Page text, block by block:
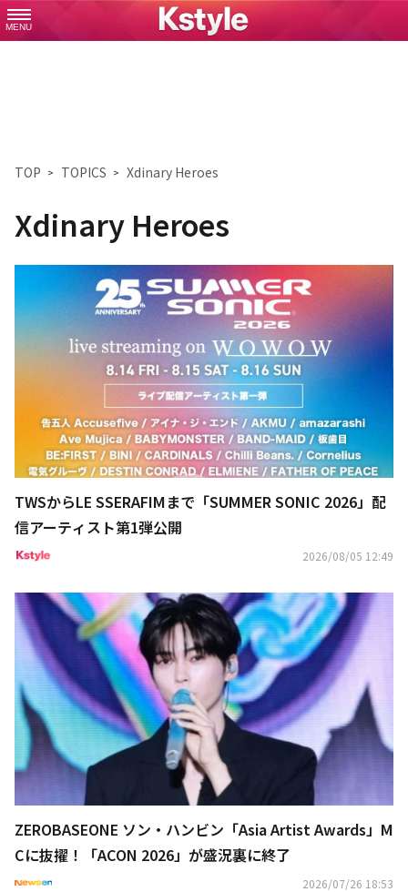
MENU
TOP TOPICS Xdinary Heroes
Xdinary Heroes
TWSからLE SSERAFIMまで「SUMMER SONIC 2026」配
信アーティスト第1弾公開
2026/08/05 12:49
ZEROBASEONE ソン・ハンビン「Asia Artist Awards」M
Cに抜擢！「ACON 2026」が盛況裏に終了
2026/07/26 18:53